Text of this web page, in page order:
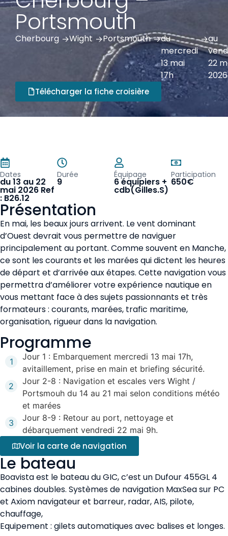
Portsmouth
Cherbourg ->Wight ->Portsmouth ->du
mercredi
13 mai
17h
->au
22
Télécharger la fiche croisière
Dates
du 13 au 22
mai 2026 Ref
: B26.12
Durée
9
Équipage
6 équipiers +
cdb(Gilles.S)
Participation
650€
Présentation
En mai, les beaux jours arrivent. Le vent dominant
d’Ouest devrait vous permettre de naviguer
principalement au portant. Comme souvent en Manche,
ce sont les courants et les marées qui dictent les heures
de départ et d’arrivée aux étapes. Cette navigation vous
permettra d’améliorer votre expérience nautique en
vous mettant face à des sujets passionnants et très
formateurs : courants, marées, trafic maritime,
organisation, rigueur dans la navigation.
Programme
1
Jour 1 : Embarquement mercredi 13 mai 17h,
avitaillement, prise en main et briefing sécurité.
2
Jour 2-8 : Navigation et escales vers Wight /
Portsmouh du 14 au 21 mai selon conditions météo
et marées
3
Jour 8-9 : Retour au port, nettoyage et
débarquement vendredi 22 mai 9h.
Voir la carte de navigation
Le bateau
Boavista est le bateau du GIC, c’est un Dufour 455GL 4
cabines doubles. Systèmes de navigation MaxSea sur PC
et Axiom navigateur et barreur, radar, AIS, pilote,
chauffage,
Equipement : gilets automatiques avec balises et longes.